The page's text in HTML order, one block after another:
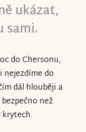
o
odnese
a hluboká
kdo
jim co
dělaj - i
ukázat,
sami.
do Chersonu,
do
dál hlouběji a
než